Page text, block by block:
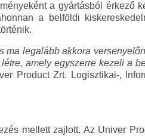
a gyártásból érkező
a belföldi
legalább akkora
amely egyszerre kezeli a
Product Zrt. Logisztikai-,
mellett zajlott. Az Univer